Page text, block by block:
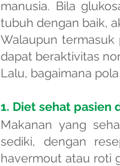
manusia. Bila
tubuh dengan baik,
Walaupun
dapat beraktivitas
Lalu, bagaimana
1. Diet sehat pasien
Makanan yang
sediki, dengan
havermout atau roti